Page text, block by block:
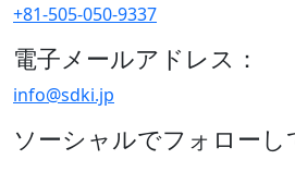
+81-505-050-9337
電子メールアドレス：
info@sdki.jp
ソーシャルでフォローし